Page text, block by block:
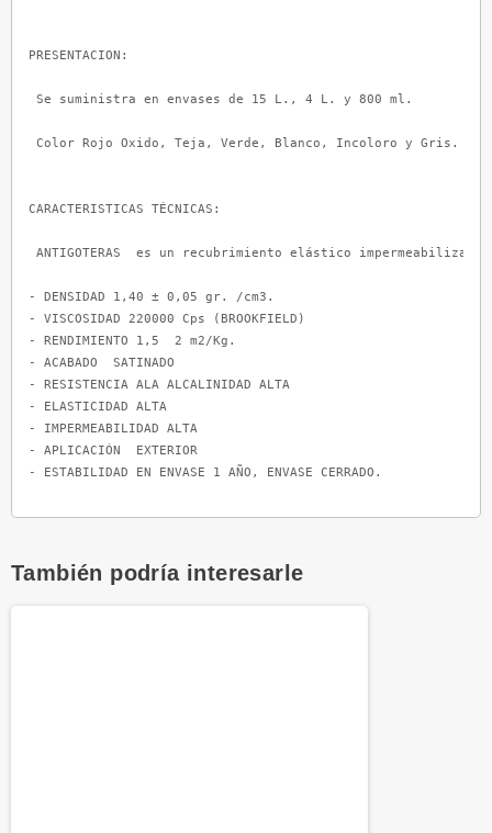
PRESENTACION:
Se suministra en envases de 15 L., 4 L. y 800 ml.
Color Rojo Oxido, Teja, Verde, Blanco, Incoloro y Gris.
CARACTERISTICAS TÉCNICAS:
ANTIGOTERAS  es un recubrimiento elástico
- DENSIDAD 1,40 ± 0,05 gr. /cm3.
- VISCOSIDAD 220000 Cps (BROOKFIELD)
- RENDIMIENTO 1,5  2 m2/Kg.
- ACABADO  SATINADO
- RESISTENCIA ALA ALCALINIDAD ALTA
- ELASTICIDAD ALTA
- IMPERMEABILIDAD ALTA
- APLICACIÓN  EXTERIOR
- ESTABILIDAD EN ENVASE 1 AÑO, ENVASE CERRADO.
También podría interesarle